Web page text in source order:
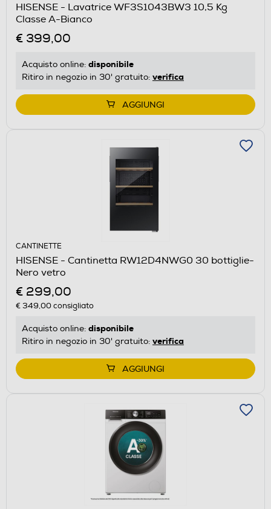
HISENSE - Lavatrice WF3S1043BW3 10,5 Kg
Classe A-Bianco
€ 399,00
Acquisto online: disponibile
Ritiro in negozio in 30' gratuito: verifica
AGGIUNGI
CANTINETTE
HISENSE - Cantinetta RW12D4NWG0 30 bottiglie-
Nero vetro
€ 299,00
€ 349,00consigliato
Acquisto online: disponibile
Ritiro in negozio in 30' gratuito: verifica
AGGIUNGI